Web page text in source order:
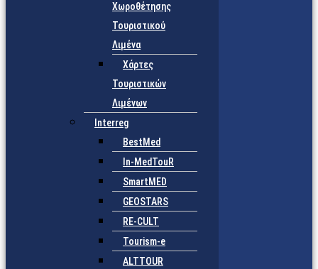
Χωροθέτησης
Τουριστικού
Λιμένα
Χάρτες
Τουριστικών
Λιμένων
Interreg
BestMed
In-MedTouR
SmartMED
GEOSTARS
RE-CULT
Tourism-e
ALTTOUR